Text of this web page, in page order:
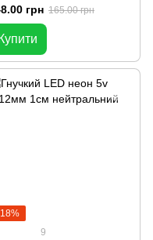
грн 165.00 грн
Купити
9